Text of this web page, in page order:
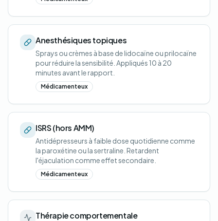
Anesthésiques topiques
Sprays ou crèmes à base de lidocaïne ou prilocaïne
pour réduire la sensibilité. Appliqués 10 à 20
minutes avant le rapport.
Médicamenteux
ISRS (hors AMM)
Antidépresseurs à faible dose quotidienne comme
la paroxétine ou la sertraline. Retardent
l'éjaculation comme effet secondaire.
Médicamenteux
Thérapie comportementale